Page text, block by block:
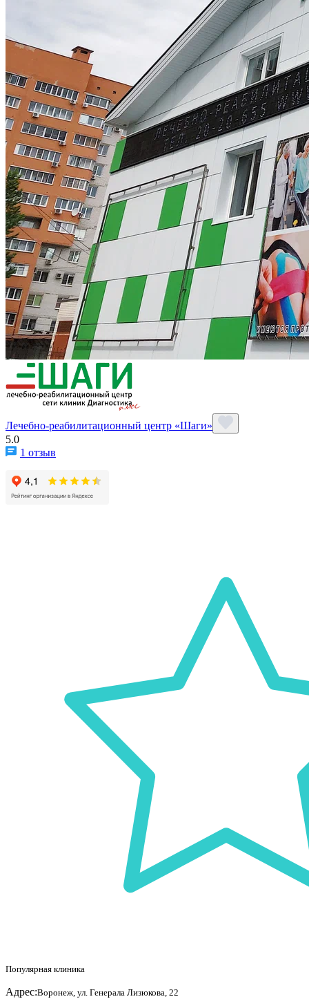
Лечебно-реабилитационный центр «Шаги»
5.0
1 отзыв
Популярная клиника
Адрес:Воронеж, ул. Генерала Лизюкова, 22